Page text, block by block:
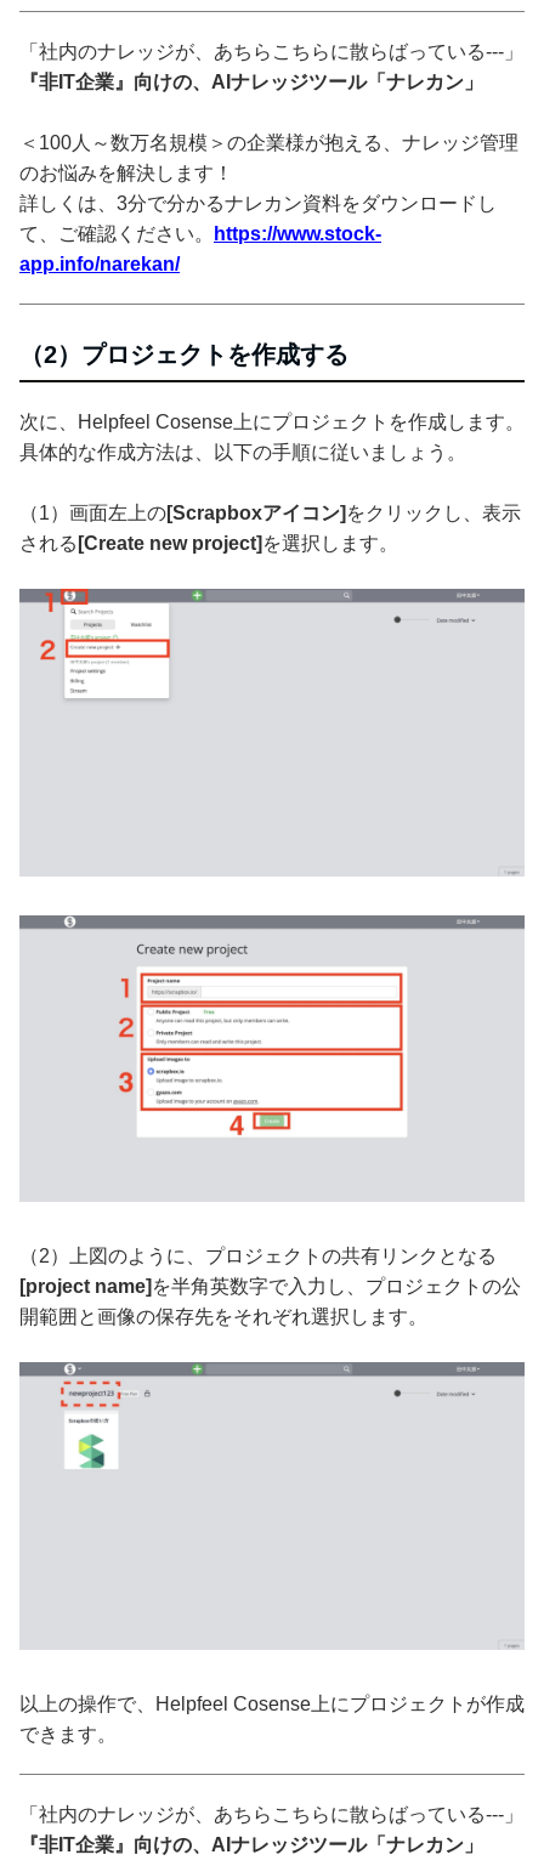
「社内のナレッジが、あちらこちらに散らばっている---」
『非IT企業』向けの、AIナレッジツール「ナレカン」
＜100人～数万名規模＞の企業様が抱える、ナレッジ管理
のお悩みを解決します！
詳しくは、3分で分かるナレカン資料をダウンロードし
て、ご確認ください。
https://www.stock-
app.info/narekan/
（2）プロジェクトを作成する
次に、Helpfeel Cosense上にプロジェクトを作成します。
具体的な作成方法は、以下の手順に従いましょう。
（1）画面左上の[Scrapboxアイコン] をクリックし、表示
される [Create new project] を選択します。
（2）上図のように、プロジェクトの共有リンクとなる
[project name] を半角英数字で入力し、プロジェクトの公
開範囲と画像の保存先をそれぞれ選択します。
以上の操作で、Helpfeel Cosense上にプロジェクトが作成
できます。
「社内のナレッジが、あちらこちらに散らばっている---」
『非IT企業』向けの、AIナレッジツール「ナレカン」